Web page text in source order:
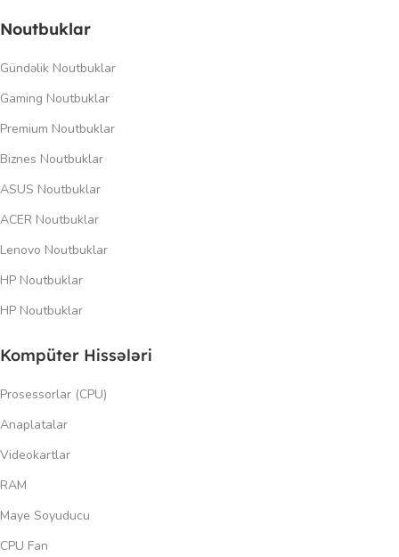
Noutbuklar
Gündəlik Noutbuklar
Gaming Noutbuklar
Premium Noutbuklar
Biznes Noutbuklar
ASUS Noutbuklar
ACER Noutbuklar
Lenovo Noutbuklar
HP Noutbuklar
HP Noutbuklar
Kompüter Hissələri
Prosessorlar (CPU)
Anaplatalar
Videokartlar
RAM
Maye Soyuducu
CPU Fan